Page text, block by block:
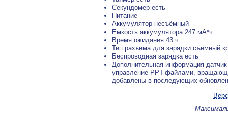
Секундомер есть
Питание
Аккумулятор несъёмный
Емкость аккумулятора 247 мА*ч
Время ожидания 43 ч
Тип разъема для зарядки съёмный
Беспроводная зарядка есть
Дополнительная информация
управление PPT-файлами,
добавлены в последующих